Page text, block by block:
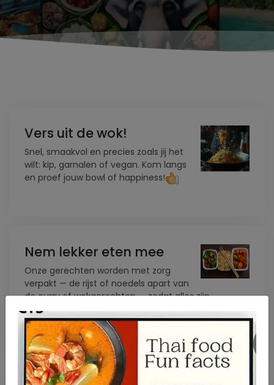
Vers uit de wok!
Snel, smaakvol en precies zoals jij het
wilt: kip, garnalen of vegan. Kom langs
en proef jouw bowl of happiness!
Nem lekker eten mee
Onze gerechten worden met zorg
verpakt — de rijst of noedels apart van
de curry of wokgerechten — zodat alles zijn
perfecte textuur en smaak behoudt. Warm, vers en
klaar om meteen van te genieten, waar je ook bent.
????